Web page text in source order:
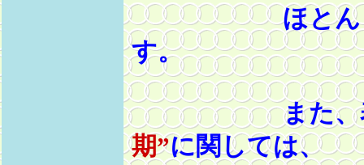
ほとんどの
す。
また、表
期”に関しては、